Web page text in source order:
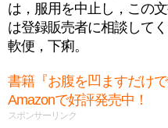
は，服用を中止し，この
は登録販売者に相談して
軟便，下痢。
書籍『お腹を凹ますだけ
Amazonで好評発売中！
スポンサーリンク